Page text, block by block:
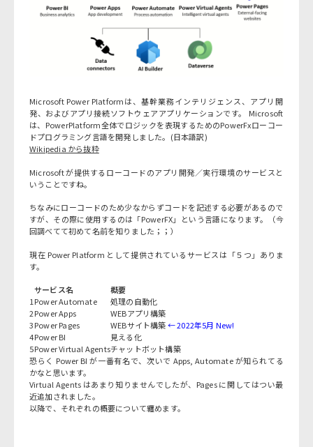
Microsoft Power Platformは、基幹業務インテリジェンス、アプリ開
発、およびアプリ接続ソフトウェアアプリケーションです。 Microsoft
は、PowerPlatform全体でロジックを表現するためのPowerFxローコー
ドプログラミング言語を開発しました。(日本語訳)
Wikipedia から抜粋
Microsoft が提供するローコードのアプリ開発／実行環境のサービスと
いうことですね。
ちなみにローコードのため少なからずコードを記述する必要があるので
すが、その際に使用するのは「PowerFX」という言語になります。（今
回調べてて初めて名前を知りました；；）
現在 Power Platform として提供されているサービスは「５つ」ありま
す。
サービス名
概要
1Power Automate
処理の自動化
2Power Apps
WEBアプリ構築
3Power Pages WEBサイト構築← 2022年5月 New!
4Power BI
見える化
5Power Virtual Agentsチャットボット構築
恐らく Power BI が一番有名で、次いで Apps, Automate が知られてる
かなと思います。
Virtual Agents はあまり知りませんでしたが、Pages に関してはつい最
近追加されました。
以降で、それぞれの概要について纏めます。